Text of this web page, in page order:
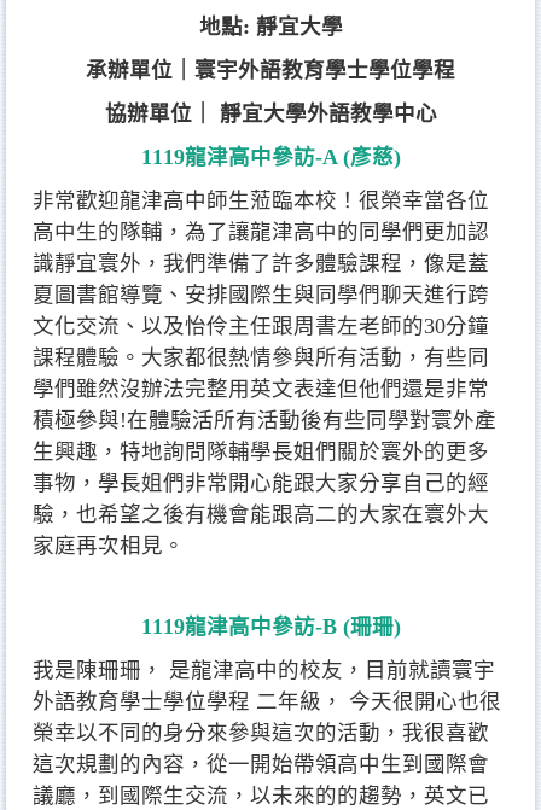
地點: 靜宜大學
承辦單位｜寰宇外語教育學士學位學程
協辦單位｜ 靜宜大學外語教學中心
1119龍津高中參訪-A (彥慈)
非常歡迎龍津高中師生蒞臨本校！很榮幸當各位
高中生的隊輔，為了讓龍津高中的同學們更加認
識靜宜寰外，我們準備了許多體驗課程，像是蓋
夏圖書館導覽、安排國際生與同學們聊天進行跨
文化交流、以及怡伶主任跟周書左老師的30分鐘
課程體驗。大家都很熱情參與所有活動，有些同
學們雖然沒辦法完整用英文表達但他們還是非常
積極參與!在體驗活所有活動後有些同學對寰外產
生興趣，特地詢問隊輔學長姐們關於寰外的更多
事物，學長姐們非常開心能跟大家分享自己的經
驗，也希望之後有機會能跟高二的大家在寰外大
家庭再次相見。
1119龍津高中參訪-B (珊珊)
我是陳珊珊， 是龍津高中的校友，目前就讀寰宇
外語教育學士學位學程 二年級， 今天很開心也很
榮幸以不同的身分來參與這次的活動，我很喜歡
這次規劃的內容，從一開始帶領高中生到國際會
議廳，到國際生交流，以未來的的趨勢，英文已